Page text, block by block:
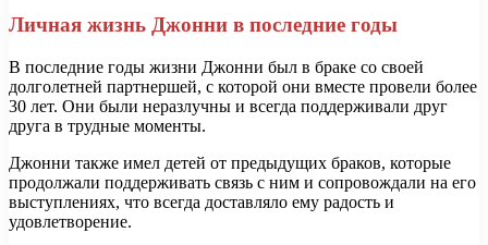
Личная жизнь Джонни в последние годы
В последние годы жизни Джонни был в браке со своей
долголетней партнершей, с которой они вместе провели более
30 лет. Они были неразлучны и всегда поддерживали друг
друга в трудные моменты.
Джонни также имел детей от предыдущих браков, которые
продолжали поддерживать связь с ним и сопровождали на его
выступлениях, что всегда доставляло ему радость и
удовлетворение.